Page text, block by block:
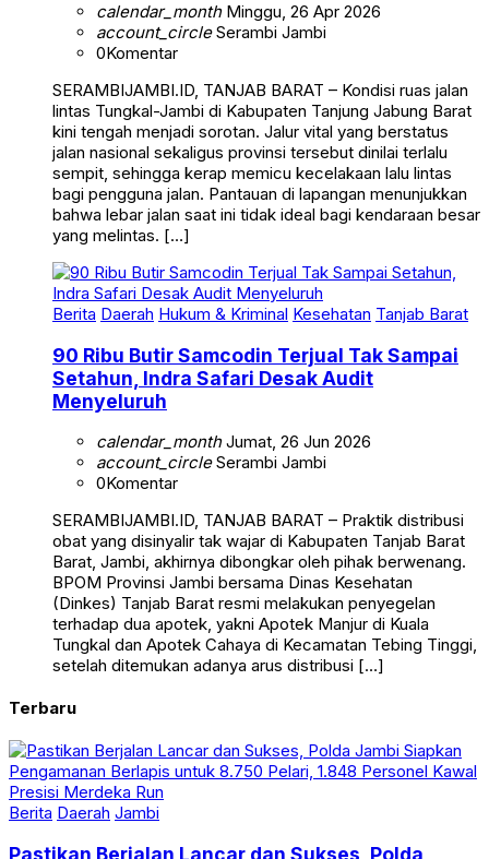
calendar_monthMinggu, 26 Apr 2026
account_circleSerambi Jambi
0Komentar
SERAMBIJAMBI.ID, TANJAB BARAT – Kondisi ruas jalan
lintas Tungkal-Jambi di Kabupaten Tanjung Jabung Barat
kini tengah menjadi sorotan. Jalur vital yang berstatus
jalan nasional sekaligus provinsi tersebut dinilai terlalu
sempit, sehingga kerap memicu kecelakaan lalu lintas
bagi pengguna jalan. Pantauan di lapangan menunjukkan
bahwa lebar jalan saat ini tidak ideal bagi kendaraan besar
yang melintas. […]
Berita Daerah Hukum & Kriminal Kesehatan Tanjab Barat
90 Ribu Butir Samcodin Terjual Tak Sampai
Setahun, Indra Safari Desak Audit
Menyeluruh
calendar_monthJumat, 26 Jun 2026
account_circleSerambi Jambi
0Komentar
SERAMBIJAMBI.ID, TANJAB BARAT – Praktik distribusi
obat yang disinyalir tak wajar di Kabupaten Tanjab Barat
Barat, Jambi, akhirnya dibongkar oleh pihak berwenang.
BPOM Provinsi Jambi bersama Dinas Kesehatan
(Dinkes) Tanjab Barat resmi melakukan penyegelan
terhadap dua apotek, yakni Apotek Manjur di Kuala
Tungkal dan Apotek Cahaya di Kecamatan Tebing Tinggi,
setelah ditemukan adanya arus distribusi […]
Terbaru
Berita Daerah Jambi
Pastikan Berjalan Lancar dan Sukses, Polda